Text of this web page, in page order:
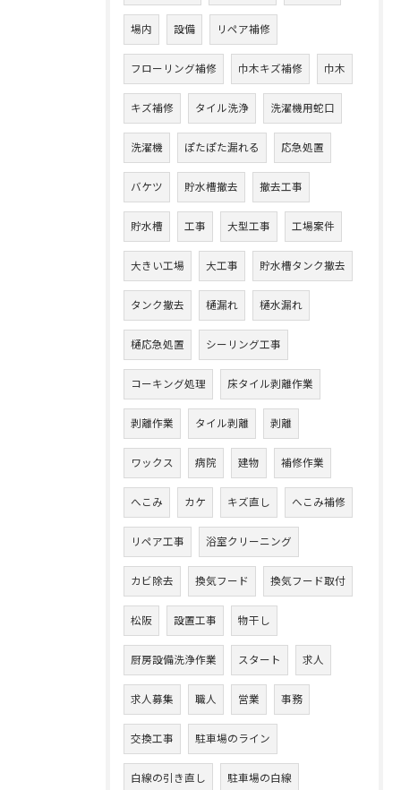
場内 設備 リペア補修
フローリング補修 巾木キズ補修 巾木
キズ補修 タイル洗浄 洗濯機用蛇口
洗濯機 ぽたぽた漏れる 応急処置
バケツ 貯水槽撤去 撤去工事
貯水槽 工事 大型工事 工場案件
大きい工場 大工事 貯水槽タンク撤去
タンク撤去 樋漏れ 樋水漏れ
樋応急処置 シーリング工事
コーキング処理 床タイル剥離作業
剥離作業 タイル剥離 剥離
ワックス 病院 建物 補修作業
へこみ カケ キズ直し へこみ補修
リペア工事 浴室クリーニング
カビ除去 換気フード 換気フード取付
松阪 設置工事 物干し
厨房設備洗浄作業 スタート 求人
求人募集 職人 営業 事務
交換工事 駐車場のライン
白線の引き直し 駐車場の白線